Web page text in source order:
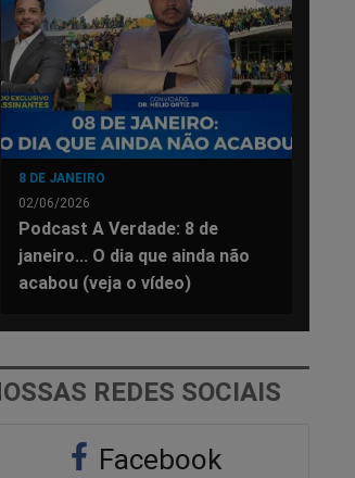
8 DE JANEIRO
02/06/2026
Podcast A Verdade: 8 de
janeiro... O dia que ainda não
acabou (veja o vídeo)
REDES SOCIAIS
Facebook